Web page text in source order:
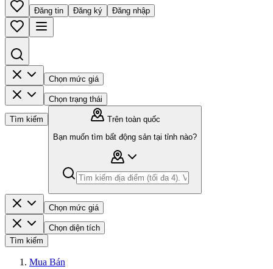
Đăng tin Đăng ký Đăng nhập
Chọn mức giá
Chọn trạng thái
Tìm kiếm
Trên toàn quốc
Bạn muốn tìm bất động sản tại tỉnh nào?
Chọn mức giá
Chọn diện tích
Tìm kiếm
Mua Bán